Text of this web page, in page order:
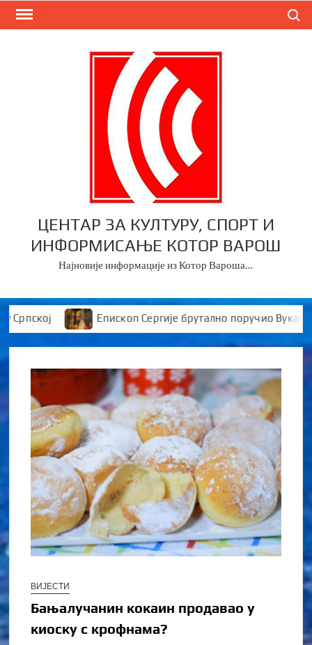
Skip
ЦЕНТАР ЗА КУЛТУРУ, СПОРТ И
ИНФОРМИСАЊЕ КОТОР ВАРОШ
Најновије информације из Котор Вароша…
Епископ Сергије брутално поручио
ВИЈЕСТИ
Бањалучанин кокаин продавао у
киоску с крофнама?